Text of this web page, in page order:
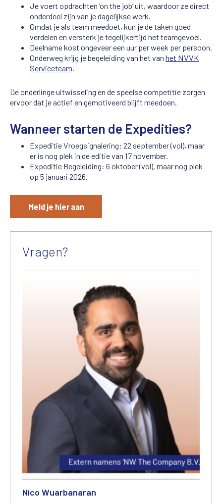
Je voert opdrachten ‘on the job’ uit, waardoor ze direct
onderdeel zijn van je dagelijkse werk.
Omdat je als team meedoet, kun je de taken goed
verdelen en versterk je tegelijkertijd het teamgevoel.
Deelname kost ongeveer een uur per week per persoon.
Onderweg krijg je begeleiding van het van het NVVK
Serviceteam
De onderlinge uitwisseling en de speelse competitie zorgen
ervoor dat je actief en gemotiveerd blijft meedoen.
Wanneer starten de Expedities?
Expeditie Vroegsignalering: 22 september (vol), maar
er is nog plek in de editie van 17 november.
Expeditie Begeleiding: 6 oktober (vol), maar nog plek
op 5 januari 2026.
Meld je hier aan
Vragen?
Nico Wuarbanaran